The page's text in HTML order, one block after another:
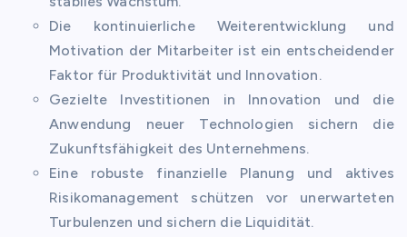
Die kontinuierliche Weiterentwicklung und
Motivation der Mitarbeiter ist ein entscheidender
Faktor für Produktivität und Innovation.
Gezielte Investitionen in Innovation und die
Anwendung neuer Technologien sichern die
Zukunftsfähigkeit des Unternehmens.
Eine robuste finanzielle Planung und aktives
Risikomanagement schützen vor unerwarteten
Turbulenzen und sichern die Liquidität.